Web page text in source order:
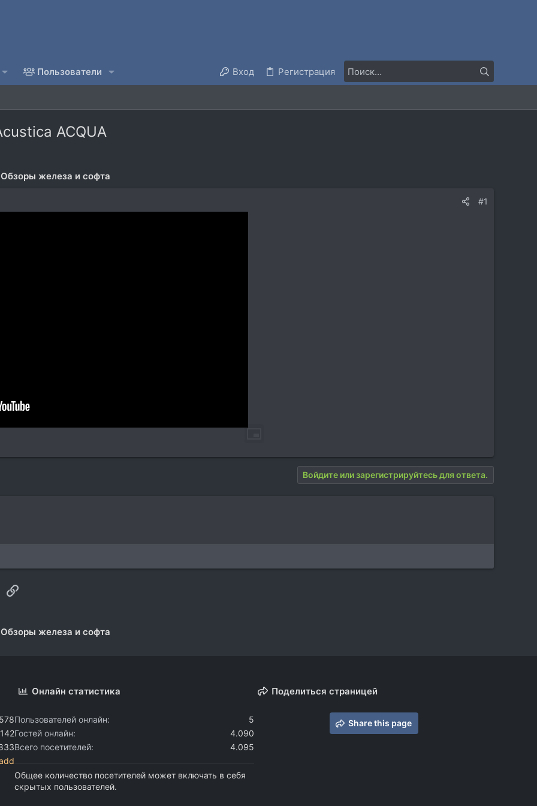
Пользователи Вход Регистрация
ACQUA
Обзоры железа и софта
#1
Войдите или зарегистрируйтесь для ответа.
почта
Ссылка
Обзоры железа и софта
Онлайн статистика
Пользователей онлайн
5
Гостей онлайн
4.090
Всего посетителей
4.095
Общее количество посетителей может включать в себя
скрытых пользователей.
Поделиться страницей
Share this page